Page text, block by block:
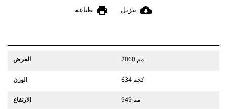
cloud_download تنزيل print طباعة
العرض 2060 مم
الوزن 634 كجم
الارتفاع 949 مم